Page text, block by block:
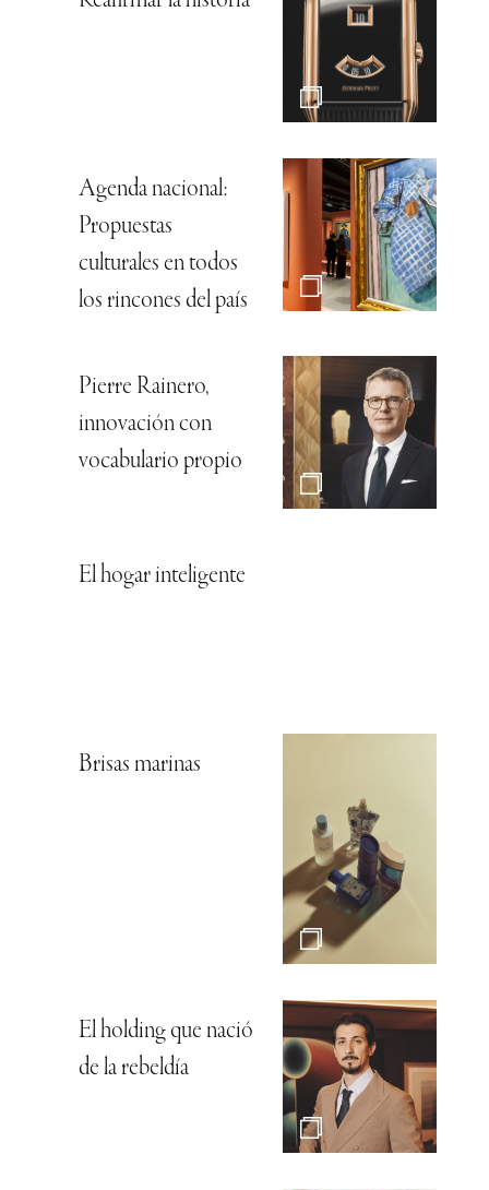
Agenda nacional:
Propuestas
culturales en todos
los rincones del país
Pierre Rainero,
innovación con
vocabulario propio
El hogar inteligente
Brisas marinas
El holding que nació
de la rebeldía